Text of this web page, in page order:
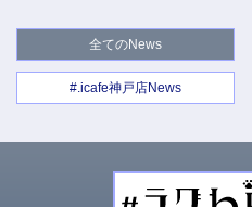
全てのNews
#.icafe神戸店News